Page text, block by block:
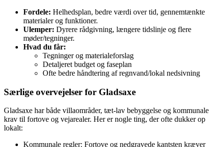
Fordele: Helhedsplan, bedre værdi over tid, gennemtænkte
materialer og funktioner.
Ulemper: Dyrere rådgivning, længere tidslinje og flere
møder/tegninger.
Hvad du får:
Tegninger og materialeforslag
Detaljeret budget og faseplan
Ofte bedre håndtering af regnvand/lokal nedsivning
Særlige overvejelser for Gladsaxe
Gladsaxe har både villaområder, tæt-lav bebyggelse og kommunale
krav til fortove og vejarealer. Her er nogle ting, der ofte dukker op
lokalt:
Kommunale regler: Fortove og nedgravede kantsten kræver